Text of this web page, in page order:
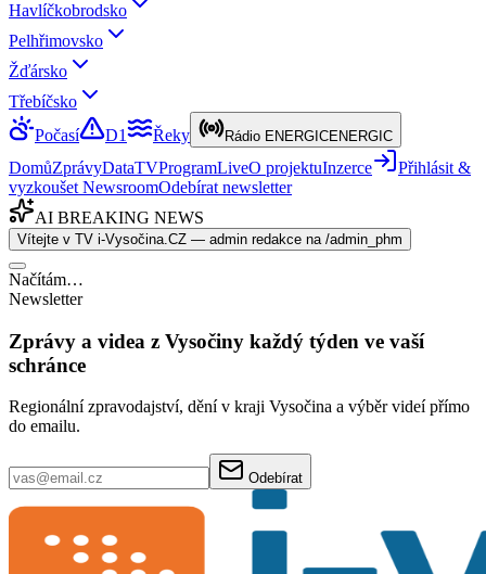
Havlíčkobrodsko
Pelhřimovsko
Žďársko
Třebíčsko
Počasí
D1 Řeky Rádio ENERGICENERGIC
DomůZprávyDataTVProgramLiveO projektuInzerce
Přihlásit &
vyzkoušet NewsroomOdebírat newsletter
AI BREAKING NEWS
Vítejte v TV i-Vysočina.CZ — admin redakce na /admin_phm
Načítám…
Newsletter
Zprávy a videa z Vysočiny každý týden ve vaší
schránce
Regionální zpravodajství, dění v kraji Vysočina a výběr videí přímo
do emailu.
Odebírat